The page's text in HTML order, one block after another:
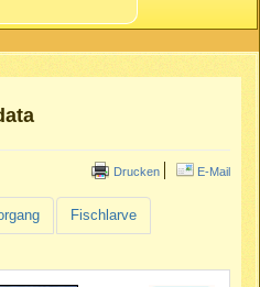
Drucken E-Mail
Fischlarve